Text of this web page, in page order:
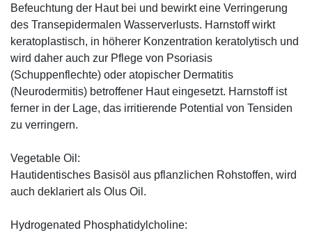
Befeuchtung der Haut bei und bewirkt eine Verringerung
des Transepidermalen Wasserverlusts. Harnstoff wirkt
keratoplastisch, in höherer Konzentration keratolytisch und
wird daher auch zur Pflege von Psoriasis
(Schuppenflechte) oder atopischer Dermatitis
(Neurodermitis) betroffener Haut eingesetzt. Harnstoff ist
ferner in der Lage, das irritierende Potential von Tensiden
zu verringern.
Vegetable Oil:
Hautidentisches Basisöl aus pflanzlichen Rohstoffen, wird
auch deklariert als Olus Oil.
Hydrogenated Phosphatidylcholine: